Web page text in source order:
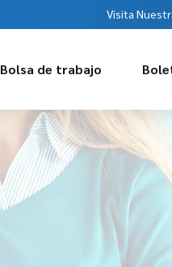
Visita
Bolsa de trabajo